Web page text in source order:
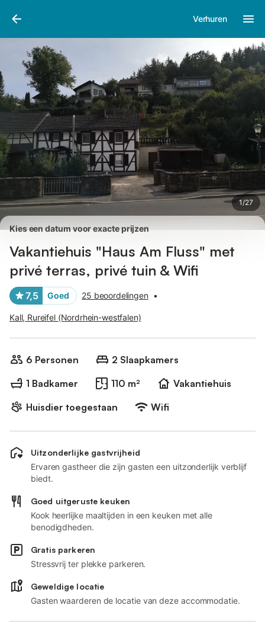
Verhuren
1/27
Afbeeldingen
Kies een datum voor exacte prijzen
Vakantiehuis "Haus Am Fluss" met
privé terras, privé tuin & Wifi
7,5 Goed 25 beoordelingen •
Kall, Rureifel (Nordrhein-westfalen)
6 Personen
2 Slaapkamers
1 Badkamer
110 m²
Vakantiehuis
Huisdier toegestaan
Wifi
Uitzonderlijke gastvrijheid
Ervaren gastheer die zijn gasten een uitzonderlijk verblijf
biedt.
Goed uitgeruste keuken
Kook heerlijke maaltijden in een keuken met alle
benodigdheden.
Gratis parkeren
Stressvrij ter plekke parkeren.
Geweldige locatie
Gasten waarderen de locatie van deze accommodatie.